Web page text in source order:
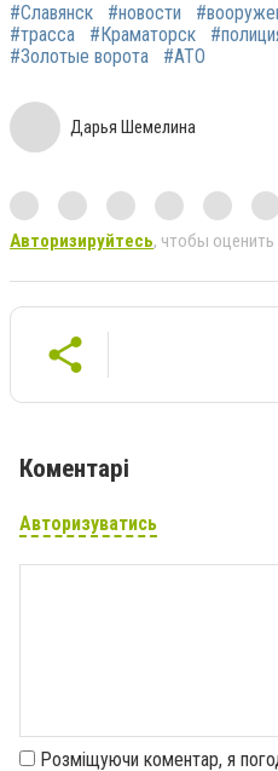
#Славянск #новости
#трасса
#Краматорск
#Золотые ворота
#АТО
Дарья Шемелина
Авторизируйтесь, чтобы оценить
Коментарі
Авторизуватись
Розміщуючи коментар, я